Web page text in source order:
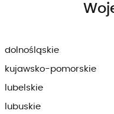
dolnośląskie
kujawsko-pomorskie
lubelskie
lubuskie